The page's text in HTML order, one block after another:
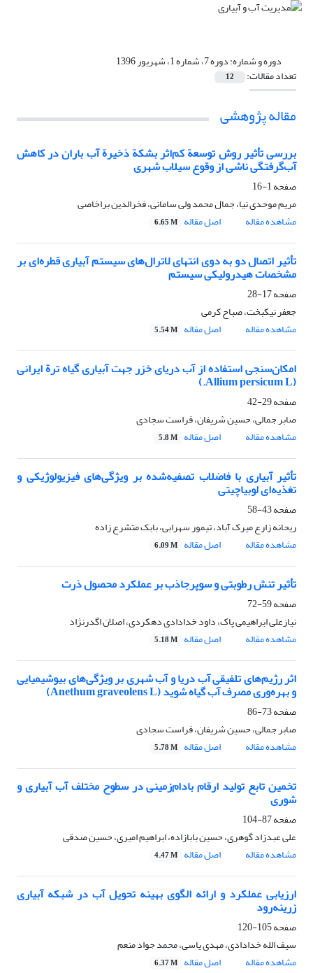
دوره و شماره:دوره 7، شماره 1، شهریور 1396
تعداد مقالات: 12
مقاله پژوهشی
بررسی تأثیر روش توسعة کم‌اثر بشکة ذخیرة آب باران در کاهش
آب‌گرفتگی ناشی از وقوع سیلاب شهری
صفحه1-16
مریم موحدی نیا، جمال محمد ولی سامانی، فخرالدین براخاصی
مشاهده مقاله
اصل مقاله 6.65 M
تأثیر اتصال دو به دوی انتهای لاترال‌های سیستم آبیاری قطره‌ای بر
مشخصات هیدرولیکی سیستم
صفحه17-28
جعفر نیکبخت، صباح کرمی
مشاهده مقاله
اصل مقاله 5.54 M
امکان‌سنجی استفاده از آب دریای خزر جهت آبیاری گیاه ترة ایرانی
(Allium persicum L.)
صفحه29-42
صابر جمالی، حسین شریفان، فراست سجادی
مشاهده مقاله
اصل مقاله 5.8 M
تأثیر آبیاری با فاضلاب تصفیه‌شده بر ویژگی‌های فیزیولوژیکی و
تغذیه‌ای لوبیاچیتی
صفحه43-58
ریحانه زارع میرک آباد، تیمور سهرابی، بابک متشرع زاده
مشاهده مقاله
اصل مقاله 6.09 M
تأثیر تنش رطوبتی و سوپرجاذب بر عملکرد محصول ذرت
صفحه59-72
نیازعلی ابراهیمی پاک، داود خدادادی دهکردی، اصلان اگدرنژاد
مشاهده مقاله
اصل مقاله 5.18 M
اثر رژیم‌های تلفیقی آب دریا و آب شهری بر ویژگی‌های بیوشیمیایی
و بهره‌وری مصرف آب گیاه شوید (Anethum graveolens L)
صفحه73-86
صابر جمالی، حسین شریفان، فراست سجادی
مشاهده مقاله
اصل مقاله 5.78 M
تخمین تابع تولید ارقام بادام‌‌زمینی در سطوح مختلف آب آبیاری و
شوری
صفحه87-104
علی عبدزاد گوهری، حسین بابازاده، ابراهیم امیری، حسین صدقی
مشاهده مقاله
اصل مقاله 4.47 M
ارزیابی عملکرد و ارائه الگوی بهینه تحویل آب در شبکه آبیاری
زرینه‌رود
صفحه105-120
سیف الله خدادادی، مهدی یاسی، محمد جواد منعم
مشاهده مقاله
اصل مقاله 6.37 M